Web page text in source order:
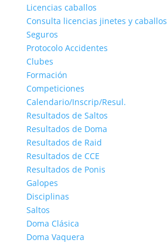
Licencias caballos
Consulta licencias jinetes y caballos
Seguros
Protocolo Accidentes
Clubes
Formación
Competiciones
Calendario/Inscrip/Resul.
Resultados de Saltos
Resultados de Doma
Resultados de Raid
Resultados de CCE
Resultados de Ponis
Galopes
Disciplinas
Saltos
Doma Clásica
Doma Vaquera